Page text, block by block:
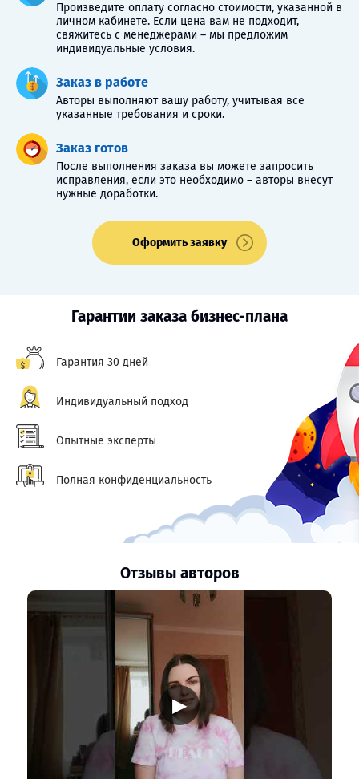
Произведите оплату согласно стоимости, указанной в
личном кабинете. Если цена вам не подходит,
свяжитесь с менеджерами – мы предложим
индивидуальные условия.
Заказ в работе
Авторы выполняют вашу работу, учитывая все
указанные требования и сроки.
Заказ готов
После выполнения заказа вы можете запросить
исправления, если это необходимо – авторы внесут
нужные доработки.
Оформить заявку
Гарантии заказа бизнес-плана
Гарантия 30 дней
Индивидуальный подход
Опытные эксперты
Полная конфиденциальность
Отзывы авторов
▶